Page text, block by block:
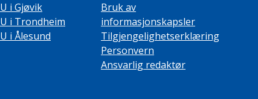
i Gjøvik
i Trondheim
i Ålesund
Bruk av
informasjonskapsler
Tilgjengelighetserklæring
Personvern
Ansvarlig redaktør